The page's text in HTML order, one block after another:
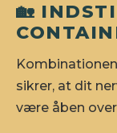
🏡
sikrer, at dit
være åben